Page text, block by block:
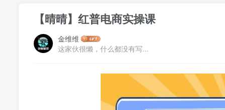
【晴晴】红普电商实操课
金维维
这家伙很懒，什么都没有写...